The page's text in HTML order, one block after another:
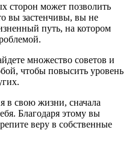
сторон может позволить
вы застенчивы, вы не
путь, на котором
множество советов и
чтобы повысить уровень
в свою жизни, сначала
Благодаря этому вы
веру в собственные